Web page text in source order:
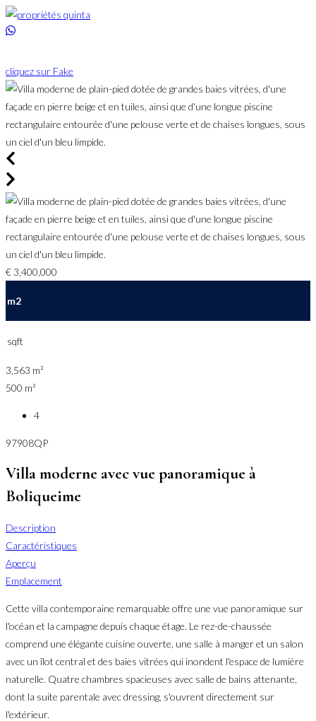
Skip
to
cliquez sur Fake
€ 3,400,000
m2
sqft
3,563 m²
500 m²
4
97908QP
Villa moderne avec vue panoramique à
Boliqueime
Description
Caractéristiques
Aperçu
Emplacement
Cette villa contemporaine remarquable offre une vue panoramique sur
l'océan et la campagne depuis chaque étage. Le rez-de-chaussée
comprend une élégante cuisine ouverte, une salle à manger et un salon
avec un îlot central et des baies vitrées qui inondent l'espace de lumière
naturelle. Quatre chambres spacieuses avec salle de bains attenante,
dont la suite parentale avec dressing, s'ouvrent directement sur
l'extérieur.